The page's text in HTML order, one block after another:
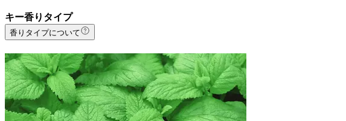
キー香りタイプ
香りタイプについて